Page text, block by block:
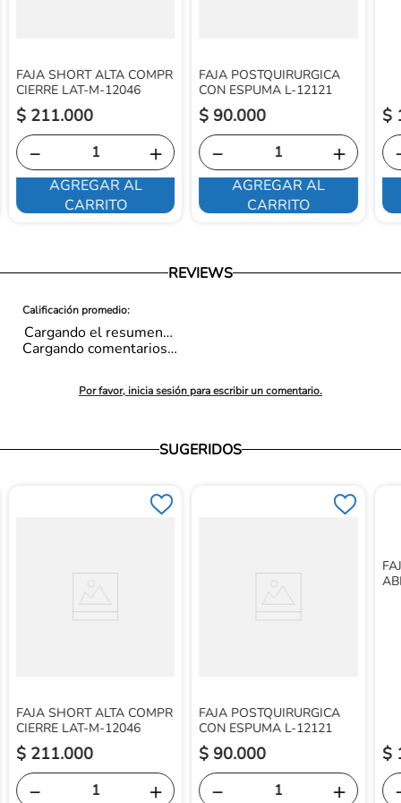
FAJA SHORT ALTA COMPR
CIERRE LAT-M-12046
$ 211.000
＋
－
AGREGAR AL
CARRITO
FAJA POSTQUIRURGICA
CON ESPUMA L-12121
$ 90.000
＋
－
AGREGAR AL
CARRITO
$
REVIEWS
Cargando el resumen…
Por favor, inicia sesión para escribir un comentario.
Cargando comentarios…
SUGERIDOS
FAJA SHORT ALTA COMPR
CIERRE LAT-M-12046
$ 211.000
＋
－
FAJA POSTQUIRURGICA
CON ESPUMA L-12121
$ 90.000
＋
－
$